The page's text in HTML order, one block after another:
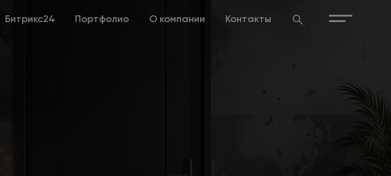
Битрикс24 Портфолио О компании Контакты